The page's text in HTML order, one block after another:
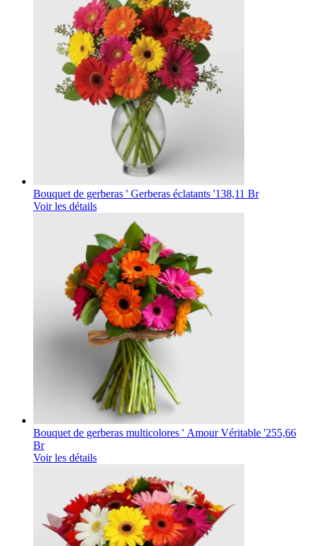
Bouquet de gerberas ' Gerberas éclatants '138,11 Br
Voir les détails
Bouquet de gerberas multicolores ' Amour Véritable '255,66
Br
Voir les détails